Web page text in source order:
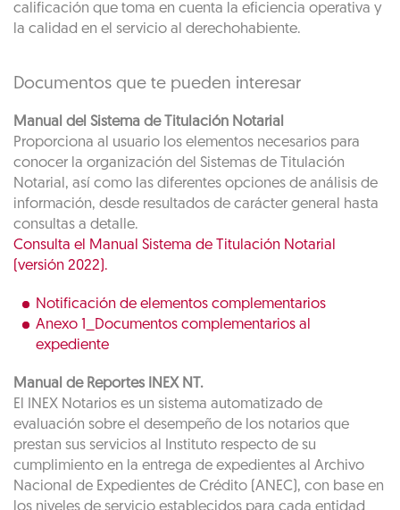
calificación que toma en cuenta la eficiencia operativa y
la calidad en el servicio al derechohabiente.
Documentos que te pueden interesar
Manual del Sistema de Titulación Notarial
Proporciona al usuario los elementos necesarios para
conocer la organización del Sistemas de Titulación
Notarial, así como las diferentes opciones de análisis de
información, desde resultados de carácter general hasta
consultas a detalle.
Consulta el Manual Sistema de Titulación Notarial
(versión 2022).
Notificación de elementos complementarios
Anexo 1_Documentos complementarios al
expediente
Manual de Reportes INEX NT.
El INEX Notarios es un sistema automatizado de
evaluación sobre el desempeño de los notarios que
prestan sus servicios al Instituto respecto de su
cumplimiento en la entrega de expedientes al Archivo
Nacional de Expedientes de Crédito (ANEC), con base en
los niveles de servicio establecidos para cada entidad